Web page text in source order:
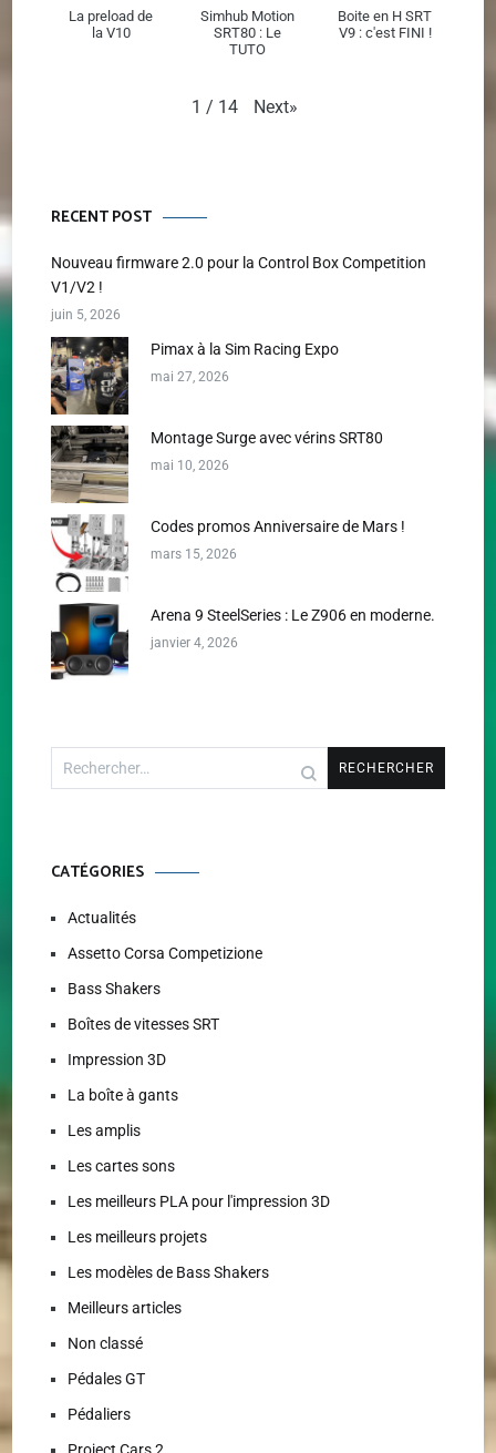
La preload de
la V10
Simhub Motion
SRT80 : Le
TUTO
Boite en H SRT
V9 : c'est FINI !
1 / 14 Next»
RECENT POST
Nouveau firmware 2.0 pour la Control Box Competition
V1/V2 !
juin 5, 2026
Pimax à la Sim Racing Expo
mai 27, 2026
Montage Surge avec vérins SRT80
mai 10, 2026
Codes promos Anniversaire de Mars !
mars 15, 2026
Arena 9 SteelSeries : Le Z906 en moderne.
janvier 4, 2026
Rechercher :
CATÉGORIES
Actualités
Assetto Corsa Competizione
Bass Shakers
Boîtes de vitesses SRT
Impression 3D
La boîte à gants
Les amplis
Les cartes sons
Les meilleurs PLA pour l'impression 3D
Les meilleurs projets
Les modèles de Bass Shakers
Meilleurs articles
Non classé
Pédales GT
Pédaliers